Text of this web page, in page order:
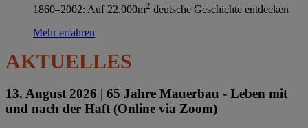
1860–2002: Auf 22.000m2 deutsche Geschichte entdecken
Mehr erfahren
AKTUELLES
13. August 2026 | 65 Jahre Mauerbau - Leben mit
und nach der Haft (Online via Zoom)